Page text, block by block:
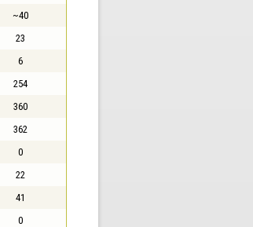
~40
23
6
254
360
362
0
22
41
0